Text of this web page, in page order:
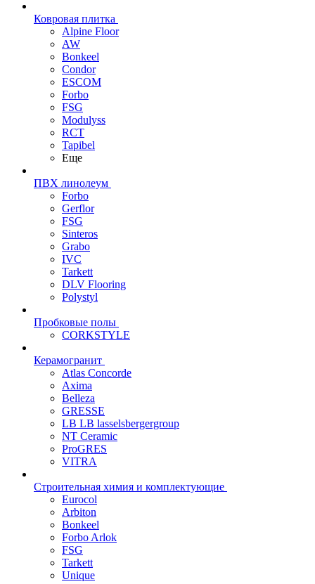
Ковровая плитка
Alpine Floor
AW
Bonkeel
Condor
ESCOM
Forbo
FSG
Modulyss
RCT
Tapibel
Еще
ПВХ линолеум
Forbo
Gerflor
FSG
Sinteros
Grabo
IVC
Tarkett
DLV Flooring
Polystyl
Пробковые полы
CORKSTYLE
Керамогранит
Atlas Concorde
Axima
Belleza
GRESSE
LB LB lasselsbergergroup
NT Ceramic
ProGRES
VITRA
Строительная химия и комплектующие
Eurocol
Arbiton
Bonkeel
Forbo Arlok
FSG
Tarkett
Unique